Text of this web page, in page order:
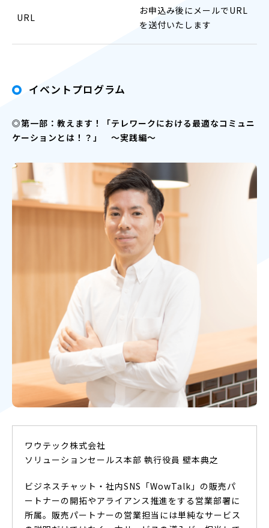
URL
お申込み後にメールでURL
を送付いたします
イベントプログラム
◎第一部：教えます！「テレワークにおける最適なコミュニ
ケーションとは！？」 ～実践編～
ワウテック株式会社
ソリューションセールス本部 執行役員 壁本典之
ビジネスチャット・社内SNS「WowTalk」の販売パ
ートナーの開拓やアライアンス推進をする営業部署に
所属。販売パートナーの営業担当には単純なサービス